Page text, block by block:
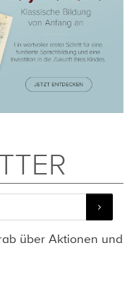
über Aktionen und